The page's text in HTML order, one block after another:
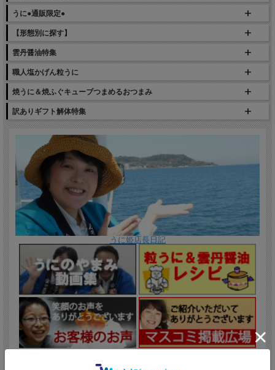
うに●通販限定●
【形態別に探す】
雲丹醤油特集
職人塩かげん粒うに
焼うに＆焼ふぐキューブつまめるおつまみ
訳ありギフト解体特集
うに姫店長日記